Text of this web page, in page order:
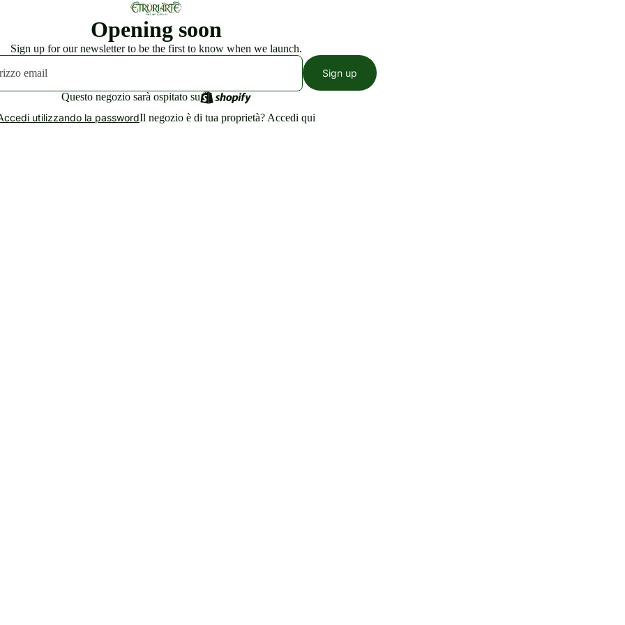
Opening soon
Sign up for our newsletter to be the first to know when we launch.
Sign up
Questo negozio sarà ospitato su
utilizzando la passwordIl negozio è di tua proprietà? Accedi qui